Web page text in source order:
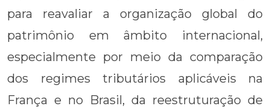
para reavaliar a organização global do
patrimônio em âmbito internacional,
especialmente por meio da comparação
dos regimes tributários aplicáveis na
França e no Brasil, da reestruturação de